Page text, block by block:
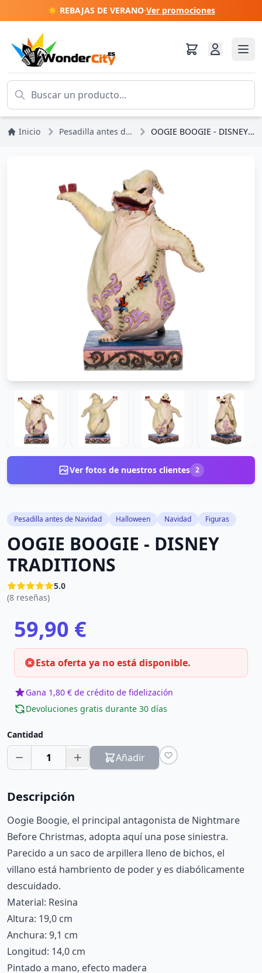
☀️ REBAJAS DE VERANO·Ver promociones
Inicio Pesadilla antes de Navidad OOGIE BOOGIE - DISNEY TRADITIONS
Ver fotos de nuestros clientes 2
Pesadilla antes de Navidad Halloween Navidad Figuras
OOGIE BOOGIE - DISNEY
TRADITIONS
5.0
(8 reseñas)
59,90 €
Esta oferta ya no está disponible.
Gana 1,80 € de crédito de fidelización
Devoluciones gratis durante 30 días
Cantidad
1 Añadir
Descripción
Oogie Boogie, el principal antagonista de Nightmare
Before Christmas, adopta aquí una pose siniestra.
Parecido a un saco de arpillera lleno de bichos, el
villano está hambriento de poder y es diabólicamente
descuidado.
Material: Resina
Altura: 19,0 cm
Anchura: 9,1 cm
Longitud: 14,0 cm
Pintado a mano, efecto madera